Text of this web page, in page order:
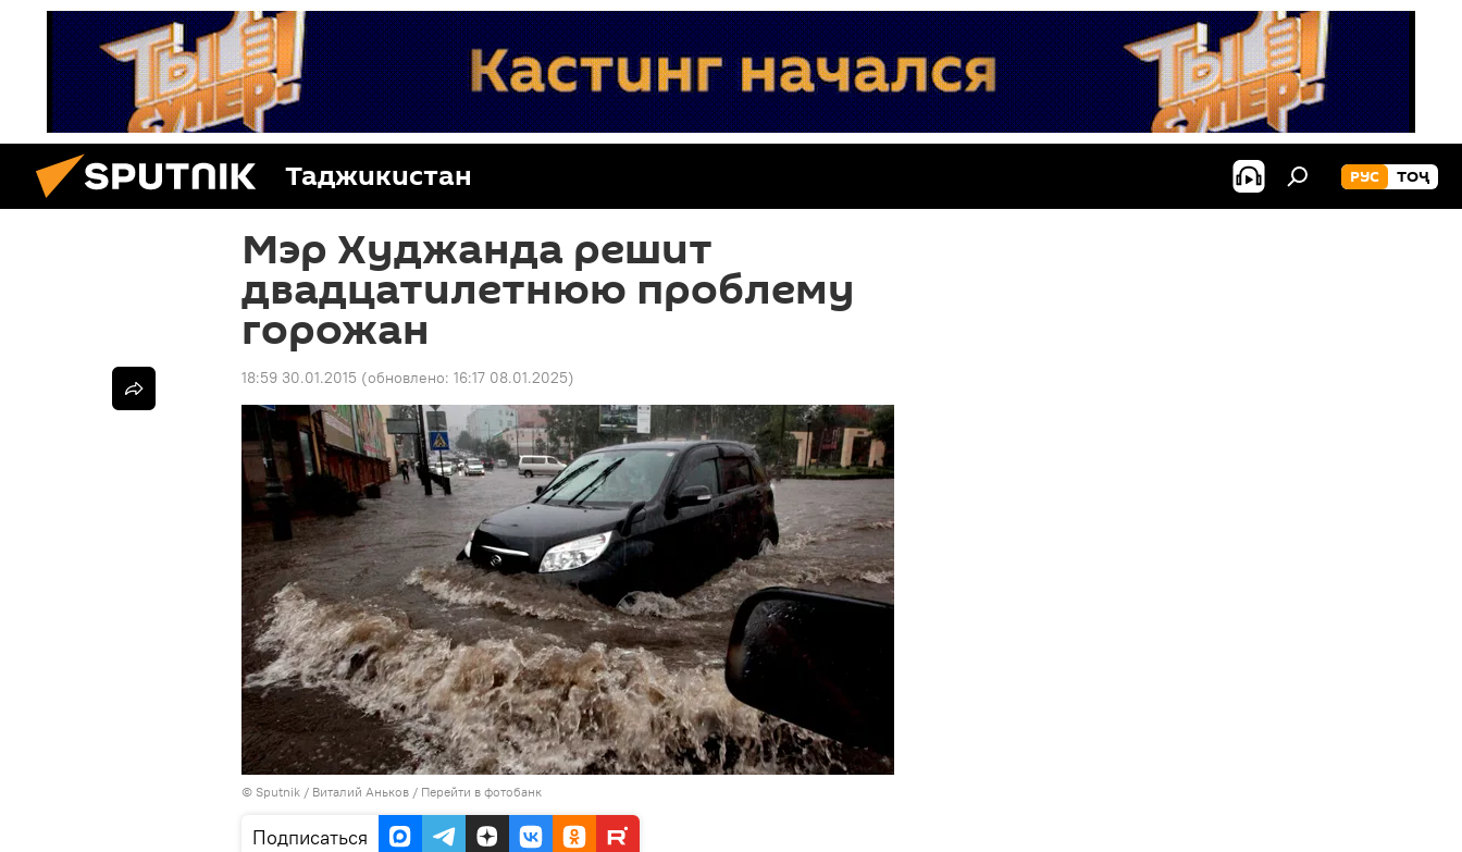
Таджикистан РУС ТОҶ
Мэр Худжанда решит
двадцатилетнюю проблему
горожан
18:59 30.01.2015 (обновлено: 16:17 08.01.2025)
© Sputnik / Виталий Аньков / Перейти в фотобанк
Подписаться